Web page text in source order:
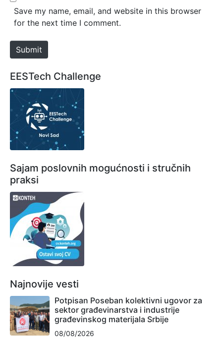
*
e
Save my name, email, and website in this browser
for the next time I comment.
Submit
EESTech Challenge
Sajam poslovnih mogućnosti i stručnih
praksi
Najnovije vesti
Potpisan Poseban kolektivni ugovor za
sektor građevinarstva i industrije
građevinskog materijala Srbije
08/08/2026